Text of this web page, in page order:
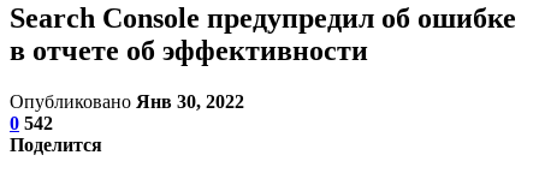
Search Console предупредил об ошибке
в отчете об эффективности
Опубликовано Янв 30, 2022
0 542
Поделится